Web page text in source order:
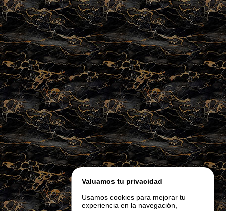
Valuamos tu privacidad
Usamos cookies para mejorar tu
experiencia en la navegación,